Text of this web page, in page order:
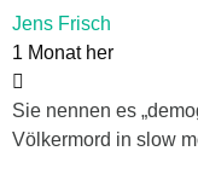
Jens Frisch
1 Monat her
Sie nennen es
Völkermord in slow